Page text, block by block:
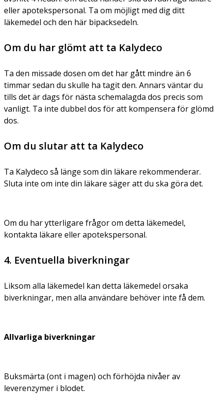
eller apotekspersonal. Ta om möjligt med dig ditt
läkemedel och den här bipacksedeln.
Om du har glömt att ta Kalydeco
Ta den missade dosen om det har gått mindre än 6
timmar sedan du skulle ha tagit den. Annars väntar du
tills det är dags för nästa schemalagda dos precis som
vanligt. Ta inte dubbel dos för att kompensera för glömd
dos.
Om du slutar att ta Kalydeco
Ta Kalydeco så länge som din läkare rekommenderar.
Sluta inte om inte din läkare säger att du ska göra det.
Om du har ytterligare frågor om detta läkemedel,
kontakta läkare eller apotekspersonal.
4. Eventuella biverkningar
Liksom alla läkemedel kan detta läkemedel orsaka
biverkningar, men alla användare behöver inte få dem.
Allvarliga biverkningar
Buksmärta (ont i magen) och förhöjda nivåer av
leverenzymer i blodet.